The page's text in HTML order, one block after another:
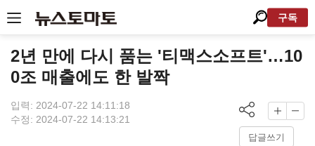
구독
2년 만에 다시 품는 '티맥스소프트'…10
0조 매출에도 한 발짝
입력: 2024-07-22 14:11:18
수정: 2024-07-22 14:13:21
답글쓰기